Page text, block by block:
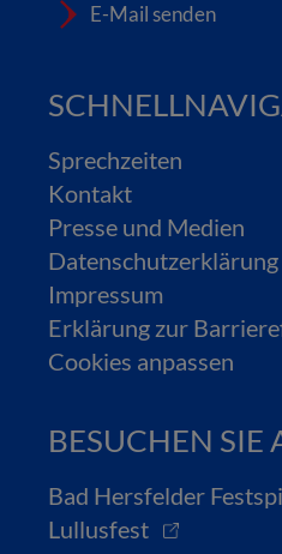
E-Mail senden
Sprechzeiten
Kontakt
Presse und Medien
Datenschutzerklärung
Impressum
Erklärung zur
Cookies anpassen
BESUCHEN SIE
Bad Hersfelder
Lullusfest